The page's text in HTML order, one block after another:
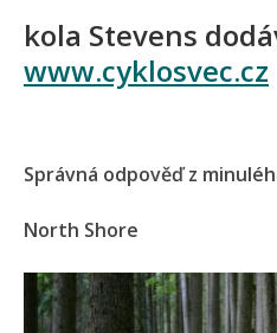
kola Stevens
www.cyklosvec.cz
Správná odpověď z
North Shore